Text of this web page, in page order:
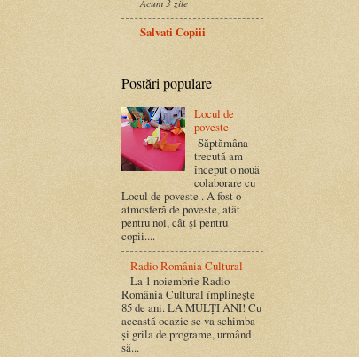
Acum 3 zile
Salvati Copiii
Postări populare
Locul de
poveste
Săptămâna
trecută am
început o nouă
colaborare cu
Locul de poveste . A fost o
atmosferă de poveste, atât
pentru noi, cât și pentru
copii....
Radio România Cultural
La 1 noiembrie Radio
România Cultural împlinește
85 de ani. LA MULȚI ANI! Cu
această ocazie se va schimba
și grila de programe, urmând
să...